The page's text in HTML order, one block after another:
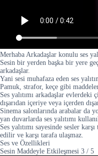
Merhaba Arkadaşlar konulu ses
Sesin bir yerden başka bir yere
arkadaşlar.
Yani sesi muhafaza eden ses
Pamuk, strafor, keçe gibi
Ses yalıtımı arkadaşlar evlerdeki
dışarıdan içeriye veya içerden
Sinema salonlarında arabalar da
yan duvarlarda ses yalıtımı
Ses yalıtımı sayesinde sesler
edilir ve karşı tarafa ulaşmaz.
Ses ve Özellikleri
Sesin Maddeyle Etkileşmesi 3 / 5